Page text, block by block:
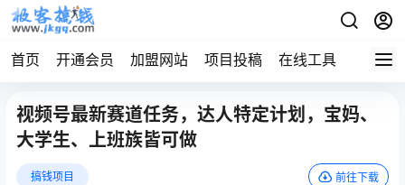
首页 开通会员 加盟网站 项目投稿 在线工具 地址发
视频号最新赛道任务，达人特定计划，宝妈、
大学生、上班族皆可做
搞钱项目 前往下载